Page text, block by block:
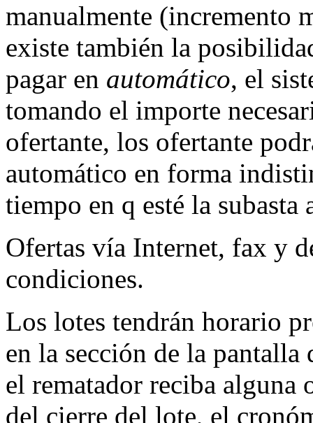
manualmente (incremento
existe también la
pagar en automático, el
tomando el importe
ofertante, los ofertante
automático en forma
tiempo en q esté la subasta
Ofertas vía Internet, fax y
condiciones.
Los lotes tendrán horario
en la sección de la
el rematador reciba
del cierre del lote, el